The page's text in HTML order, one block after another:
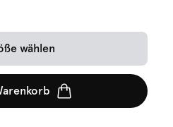
wählen